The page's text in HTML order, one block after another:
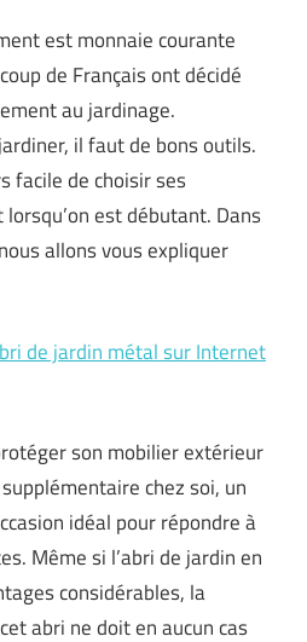
est monnaie courante
de Français ont décidé
au jardinage.
il faut de bons outils.
facile de choisir ses
est débutant. Dans
allons vous expliquer
de jardin métal sur Internet
son mobilier extérieur
chez soi, un
idéal pour répondre à
Même si l’abri de jardin en
considérables, la
abri ne doit en aucun cas